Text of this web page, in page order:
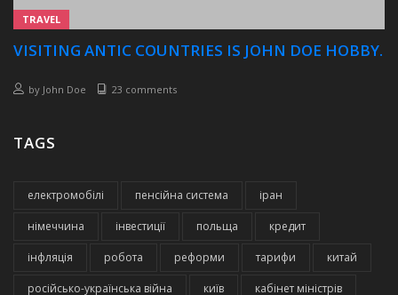
TRAVEL
VISITING ANTIC COUNTRIES IS JOHN DOE HOBBY.
by John Doe 23 comments
TAGS
електромобілі пенсійна система іран
німеччина інвестиції польща кредит
інфляція робота реформи тарифи китай
російсько-українська війна київ кабінет міністрів